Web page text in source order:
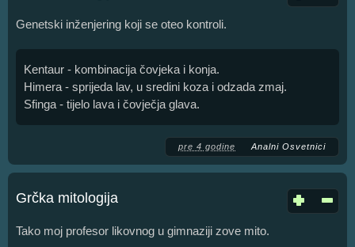
Genetski inženjering koji se oteo kontroli.
Kentaur - kombinacija čovjeka i konja.
Himera - sprijeda lav, u sredini koza i odzada zmaj.
Sfinga - tijelo lava i čovječja glava.
pre 4 godine Analni Osvetnici
Grčka mitologija
Tako moj profesor likovnog u gimnaziji zove mito.